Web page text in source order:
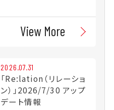
View More
2026.07.31
「Re:lation（リレーショ
ン）」2026/7/30 アップ
デート情報